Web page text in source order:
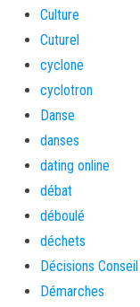
Culture
Cuturel
cyclone
cyclotron
Danse
danses
dating online
débat
déboulé
déchets
Décisions
Démarches